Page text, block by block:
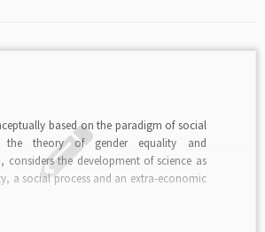
based on the paradigm of social
the theory of gender equality and
considers the development of science as
a social process and an extra-economic